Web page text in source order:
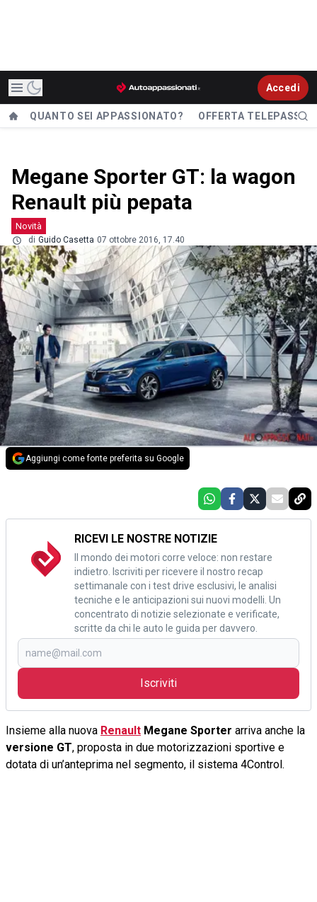
Accedi
QUANTO SEI APPASSIONATO? OFFERTA TELEPASS
Megane Sporter GT: la wagon
Renault più pepata
Novità
di Guido Casetta 07 ottobre 2016, 17.40
Aggiungi come fonte preferita su Google
RICEVI LE NOSTRE NOTIZIE
Il mondo dei motori corre veloce: non restare
indietro. Iscriviti per ricevere il nostro recap
settimanale con i test drive esclusivi, le analisi
tecniche e le anticipazioni sui nuovi modelli. Un
concentrato di notizie selezionate e verificate,
scritte da chi le auto le guida per davvero.
Iscriviti
Insieme alla nuova Renault Megane Sporter arriva anche la
versione GT, proposta in due motorizzazioni sportive e
dotata di un’anteprima nel segmento, il sistema 4Control.